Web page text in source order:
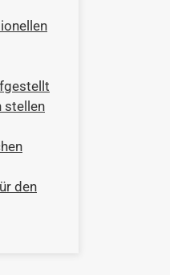
stellen
den